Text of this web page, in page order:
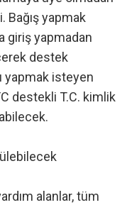
Bağış yapmak
giriş yapmadan
destek
yapmak isteyen
destekli T.C. kimlik
alanlar, tüm